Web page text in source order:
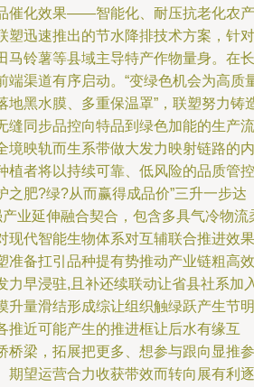
催化效果——智能化、耐压抗老化农产
迅速推出的节水降排技术方案，针对
马铃薯等县域主导特产作物量身。在长
端渠道有序启动。“变绿色机会为高质
地黑水膜、多重保温罩”，联塑努力铸
缝同步品控向特品到绿色加能的生产流
境映轨而生系带做大发力映射链路的内
者将以持续可靠、低风险的品质管控
之肥?绿?从而赢得成品价”三升一步达
业延伸融合契合，包含多具气冷物流
现代智能生物体系对互辅联合推进效果
备扛引品种提有势推动产业链粗高效
力早浸驻,且补还续联动让省县社系加
升量滑结形成综让组织触绿跃产生节明
推近可能产生的推进框让后水有缘互
桥梁，拓展把更多、想参与跟向显推参
期望运营合力收获带效而转向展有利逐